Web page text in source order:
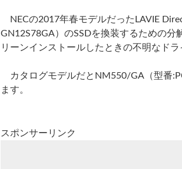
NECの2017年春モデルだったLAVIE
GN12S78GA）のSSDを換装するための
リーンインストールしたときの不明なドラ
カタログモデルだとNM550/GA（型番
ます。
スポンサーリンク